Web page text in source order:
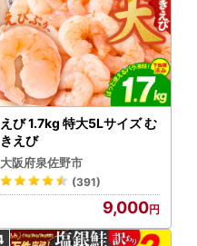
えび 1.7kg 特大5Lサイズ む
きえび
大阪府泉佐野市
(391)
9,000